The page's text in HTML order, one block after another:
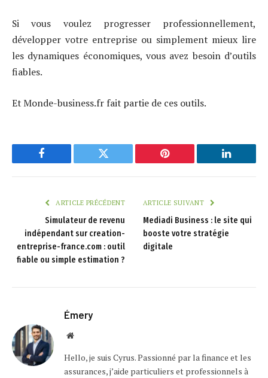
Si vous voulez progresser professionnellement,
développer votre entreprise ou simplement mieux lire
les dynamiques économiques, vous avez besoin d’outils
fiables.
Et Monde-business.fr fait partie de ces outils.
Facebook Twitter Pinterest LinkedIn
ARTICLE PRÉCÉDENT
Simulateur de revenu
indépendant sur creation-
entreprise-france.com : outil
fiable ou simple estimation ?
ARTICLE SUIVANT
Mediadi Business : le site qui
booste votre stratégie
digitale
Émery
Website
Hello, je suis Cyrus. Passionné par la finance et les
assurances, j’aide particuliers et professionnels à